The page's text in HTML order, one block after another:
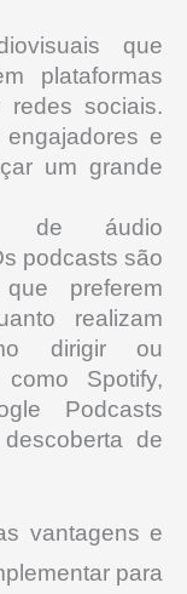
que
plataformas
redes sociais.
e
um grande
de áudio
podcasts são
preferem
realizam
dirigir ou
como Spotify,
Podcasts
de
vantagens e
para